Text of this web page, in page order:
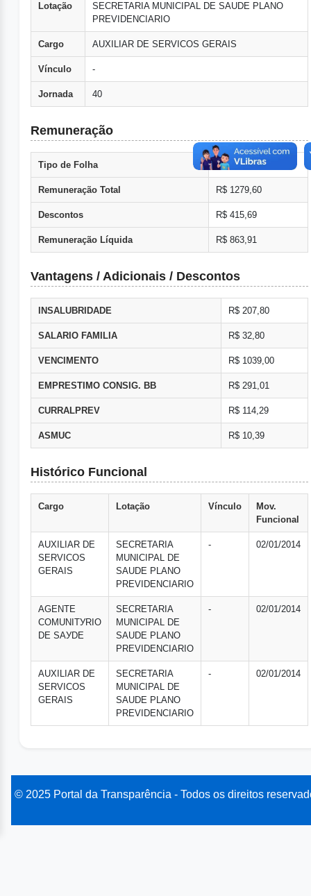
Lotação
SECRETARIA MUNICIPAL DE SAUDE PLANO
PREVIDENCIARIO
Cargo AUXILIAR DE SERVICOS GERAIS
Vínculo -
Jornada 40
Remuneração
Tipo de Folha Normal
Remuneração Total R$ 1279,60
Descontos R$ 415,69
Remuneração Líquida R$ 863,91
Vantagens / Adicionais / Descontos
INSALUBRIDADE R$ 207,80
SALARIO FAMILIA R$ 32,80
VENCIMENTO R$ 1039,00
EMPRESTIMO CONSIG. BB R$ 291,01
CURRALPREV R$ 114,29
ASMUC R$ 10,39
Histórico Funcional
Cargo Lotação Vínculo
Mov.
Funcional
AUXILIAR DE
SERVICOS
GERAIS
SECRETARIA
MUNICIPAL DE
SAUDE PLANO
PREVIDENCIARIO
- 02/01/2014
AGENTE
COMUNITУRIO
DE SAУDE
SECRETARIA
MUNICIPAL DE
SAUDE PLANO
PREVIDENCIARIO
- 02/01/2014
AUXILIAR DE
SERVICOS
GERAIS
SECRETARIA
MUNICIPAL DE
SAUDE PLANO
PREVIDENCIARIO
- 02/01/2014
© 2025 Portal da Transparência - Todos os direitos